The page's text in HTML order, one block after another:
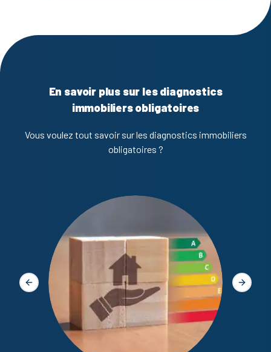
En savoir plus sur les diagnostics
immobiliers obligatoires
Vous voulez tout savoir sur les diagnostics immobiliers
obligatoires ?
Slide précédente Slide